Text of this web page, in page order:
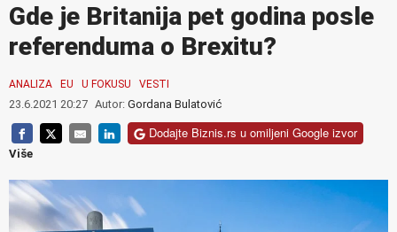
Gde je Britanija pet godina posle
referenduma o Brexitu?
ANALIZA EU U FOKUSU VESTI
23.6.2021 20:27 Autor: Gordana Bulatović
Dodajte Biznis.rs u omiljeni Google izvor
Više